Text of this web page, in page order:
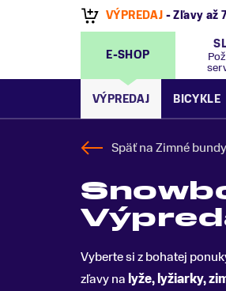
VÝPREDAJ - Zľavy až
E-SHOP
VÝPREDAJ BICYKLE
Späť naZimné
Vyberte si z bohatej
zľavy na lyže, lyžiarky,